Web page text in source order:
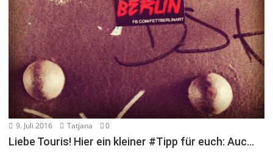
9. Juli 2016 Tatjana 0
Liebe Touris! Hier ein kleiner #Tipp für euch: Auc…